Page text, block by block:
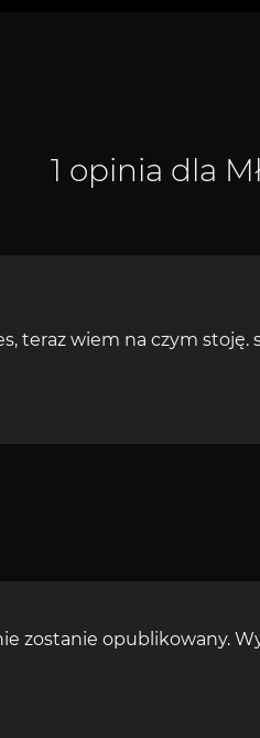
1 opinia dla
teraz wiem na czym
zostanie opublikowany.